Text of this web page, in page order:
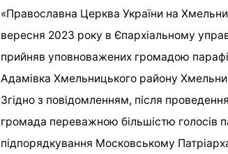
«Православна Церква України на
вересня 2023 року в Єпархіальному
прийняв уповноважених громадою
Адамівка Хмельницького району
Згідно з повідомленням, після
громада переважною більшістю голосів
підпорядкування Московському